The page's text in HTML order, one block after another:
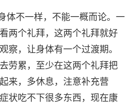
体不一样，不能一概而论。一
两个礼拜，这两个礼拜就好
察，让身体有一个过渡期。
劳累，至少在这两个礼拜把
来，多休息，注意补充营
状吃不下很多东西，现在康